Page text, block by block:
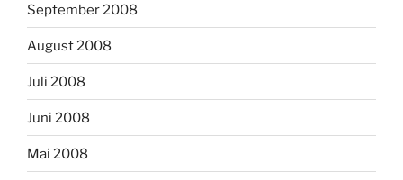
September 2008
August 2008
Juli 2008
Juni 2008
Mai 2008